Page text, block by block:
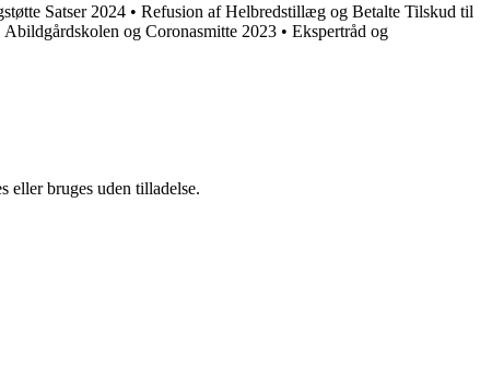
Satser 2024 • Refusion af Helbredstillæg og Betalte Tilskud til
Abildgårdskolen og Coronasmitte 2023 • Ekspertråd og
eller bruges uden tilladelse.